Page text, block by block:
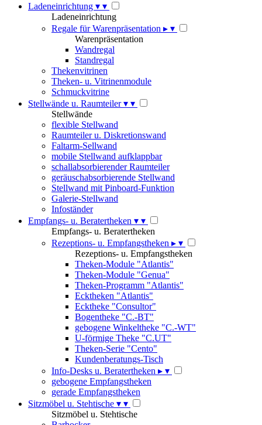
Ladeneinrichtung ▾ ▾
Ladeneinrichtung
Regale für Warenpräsentation ▸ ▾
Warenpräsentation
Wandregal
Standregal
Thekenvitrinen
Theken- u. Vitrinenmodule
Schmuckvitrine
Stellwände u. Raumteiler▾ ▾
Stellwände
flexible Stellwand
Raumteiler u. Diskretionswand
Faltarm-Sellwand
mobile Stellwand aufklappbar
schallabsorbierender Raumteiler
geräuschabsorbierende Stellwand
Stellwand mit Pinboard-Funktion
Galerie-Stellwand
Infoständer
Empfangs- u. Beratertheken ▾ ▾
Empfangs- u. Beratertheken
Rezeptions- u. Empfangstheken ▸ ▾
Rezeptions- u. Empfangstheken
Theken-Module "Atlantis"
Theken-Module "Genua"
Theken-Programm "Atlantis"
Ecktheken "Atlantis"
Ecktheke "Consultor"
Bogentheke "C.-BT"
gebogene Winkeltheke "C.-WT"
U-förmige Theke "C.UT"
Theken-Serie "Cento"
Kundenberatungs-Tisch
Info-Desks u. Beratertheken ▸ ▾
gebogene Empfangstheken
gerade Empfangstheken
Sitzmöbel u. Stehtische ▾ ▾
Sitzmöbel u. Stehtische